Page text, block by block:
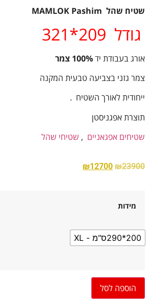
שטיח שהל MAMLOK Pashim
גודל 209*321
אורג בעבודת יד100% צמר
צמר גזני בצביעה טבעית המקנה
ייחודית לאורך השטיח .
תוצרת אפגניסטן
שטיחים אפגאניים , שטיחי שהל
₪23900
₪12700
מידות
200*290ס"מ - XL
הוספה לסל